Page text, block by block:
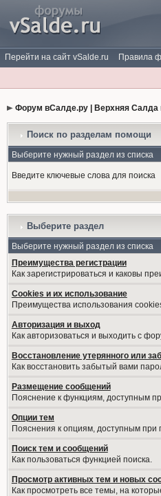
Перейти на сайт vSalde.ru Правила
Форум вСалде.ру | Верхняя
Поиск по разделам помощи
Выберите нужный раздел из списка
Введите ключевые слова для поиска
Выберите раздел
Выберите нужный раздел из списка
Преимущества регистрации
Как зарегистрироваться и каковы
Cookies и их использование
Преимущества использования
Авторизация и выход
Как авторизоваться и выходить с
Восстановление утерянного или
Как восстановить забытый вами
Размещение сообщений
Пояснение к функциям, доступным
Опции тем
Пояснения к опциям, доступным при
Поиск тем и сообщений
Как пользоваться функцией поиска.
Просмотр активных тем и новых
Как просмотреть все темы, на